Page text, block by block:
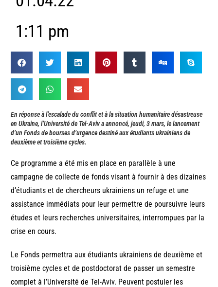
1:11 pm
En réponse à l’escalade du conflit et à la situation humanitaire désastreuse
en Ukraine, l’Université de Tel-Aviv a annoncé, jeudi, 3 mars, le lancement
d’un Fonds de bourses d’urgence destiné aux étudiants ukrainiens de
deuxième et troisième cycles.
Ce programme a été mis en place en parallèle à une
campagne de collecte de fonds visant à fournir à des dizaines
d’étudiants et de chercheurs ukrainiens un refuge et une
assistance immédiats pour leur permettre de poursuivre leurs
études et leurs recherches universitaires, interrompues par la
crise en cours.
Le Fonds permettra aux étudiants ukrainiens de deuxième et
troisième cycles et de postdoctorat de passer un semestre
complet à l’Université de Tel-Aviv. Peuvent postuler les